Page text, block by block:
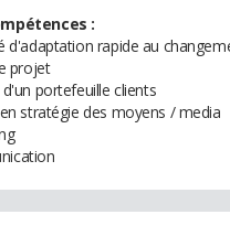
:
d'adaptation rapide au
projet
portefeuille clients
stratégie des moyens / media